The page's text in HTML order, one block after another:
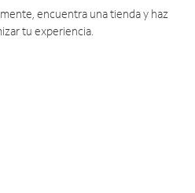
encuentra una tienda y haz
tu experiencia.